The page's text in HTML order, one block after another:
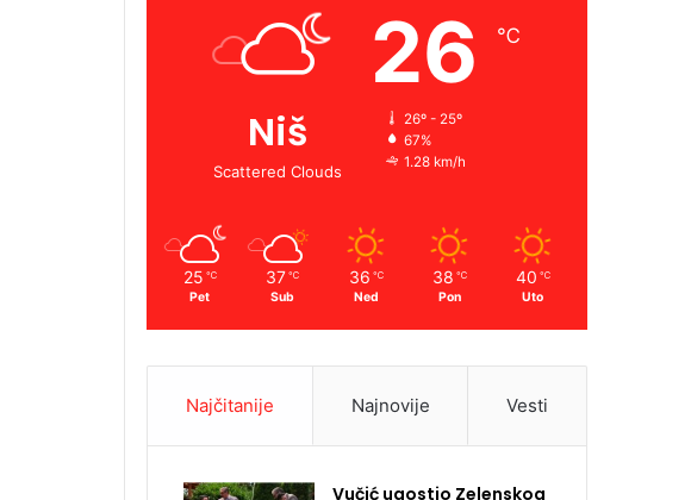
Niš
Scattered Clouds
26 ℃
26º - 25º
67%
1.28 km/h
25 ℃
Pet
37 ℃
Sub
36 ℃
Ned
38 ℃
Pon
40 ℃
Uto
Najčitanije Najnovije Vesti
Vučić ugostio Zelenskog